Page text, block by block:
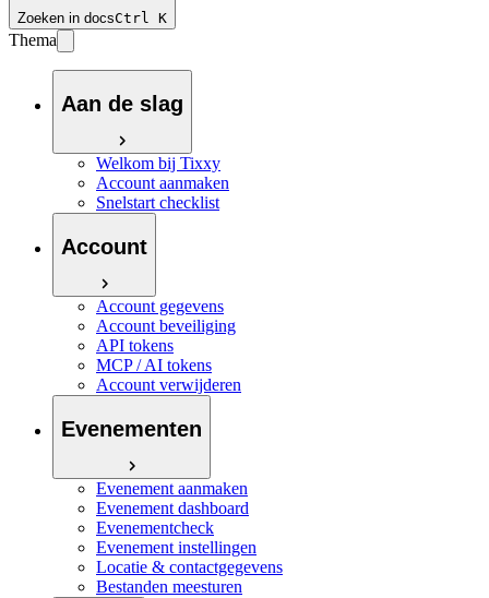
Zoeken in docsCtrl K
Thema
Aan de slag
Welkom bij Tixxy
Account aanmaken
Snelstart checklist
Account
Account gegevens
Account beveiliging
API tokens
MCP / AI tokens
Account verwijderen
Evenementen
Evenement aanmaken
Evenement dashboard
Evenementcheck
Evenement instellingen
Locatie & contactgegevens
Bestanden meesturen